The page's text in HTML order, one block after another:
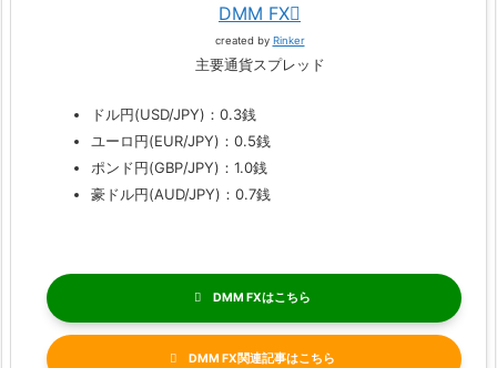
DMM FX
created by Rinker
主要通貨スプレッド
ドル円(USD/JPY)：0.3銭
ユーロ円(EUR/JPY)：0.5銭
ポンド円(GBP/JPY)：1.0銭
豪ドル円(AUD/JPY)：0.7銭
DMM FX
DMM FX関連記事